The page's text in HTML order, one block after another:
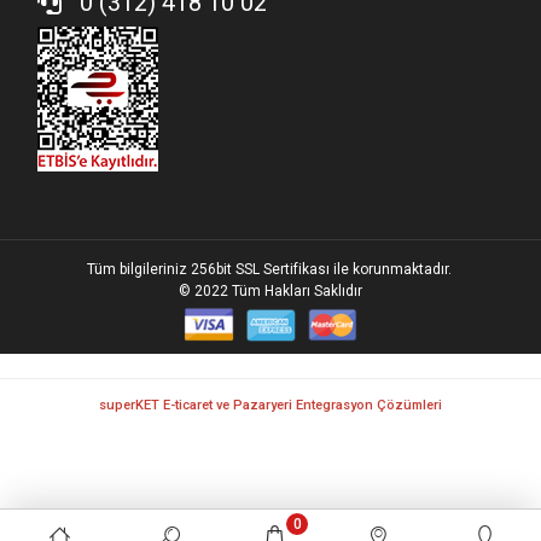
Tüm bilgileriniz 256bit SSL Sertifikası ile korunmaktadır.
© 2022 Tüm Hakları Saklıdır
0
superKET E-ticaret ve Pazaryeri Entegrasyon Çözümleri